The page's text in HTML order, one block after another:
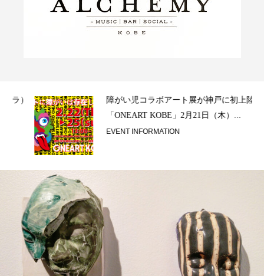
障がい児コラボアート展が神戸に初上陸！
「ONEART KOBE」2月21日（木）...
EVENT INFORMATION